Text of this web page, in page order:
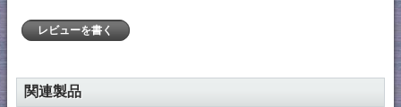
レビューを書く
関連製品